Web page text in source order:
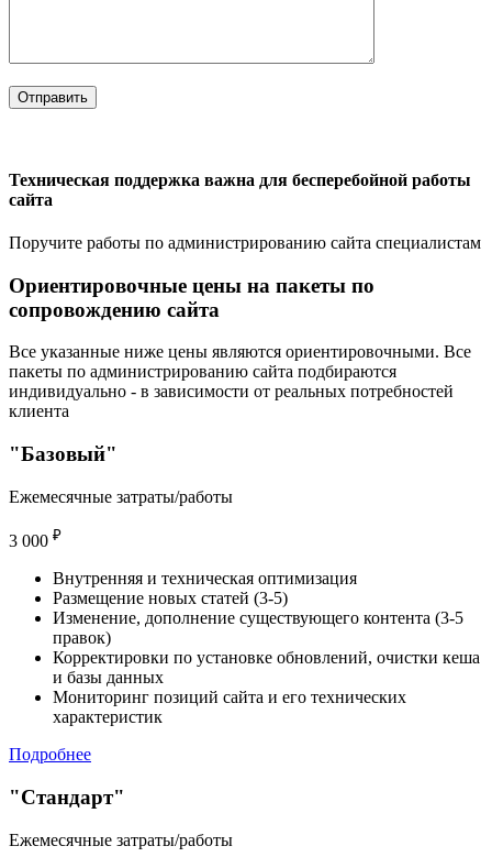
Техническая поддержка важна для бесперебойной работы
сайта
Поручите работы по администрированию сайта специалистам
Ориентировочные цены на пакеты по
сопровождению cайта
Все указанные ниже цены являются ориентировочными. Все
пакеты по администрированию сайта подбираются
индивидуально - в зависимости от реальных потребностей
клиента
"Базовый"
Ежемесячные затраты/работы
3 000 ₽
Внутренняя и техническая оптимизация
Размещение новых статей (3-5)
Изменение, дополнение существующего контента (3-5
правок)
Корректировки по установке обновлений, очистки кеша
и базы данных
Мониторинг позиций сайта и его технических
характеристик
Подробнее
"Стандарт"
Ежемесячные затраты/работы